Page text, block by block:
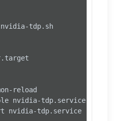
tdp.sh
reload
nvidia-tdp.service
nvidia-tdp.service